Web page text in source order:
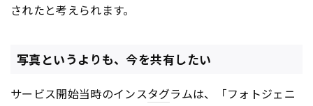
されたと考えられます。
写真というよりも、今を共有したい
サービス開始当時のインスタグラムは、「フォトジェニ